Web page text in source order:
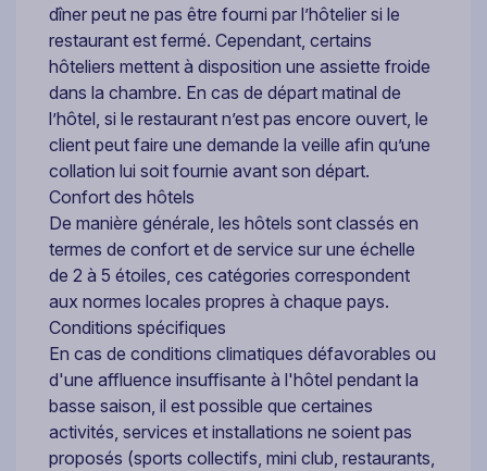
dîner peut ne pas être fourni par l’hôtelier si le
restaurant est fermé. Cependant, certains
hôteliers mettent à disposition une assiette froide
dans la chambre. En cas de départ matinal de
l’hôtel, si le restaurant n’est pas encore ouvert, le
client peut faire une demande la veille afin qu’une
collation lui soit fournie avant son départ.
Confort des hôtels
De manière générale, les hôtels sont classés en
termes de confort et de service sur une échelle
de 2 à 5 étoiles, ces catégories correspondent
aux normes locales propres à chaque pays.
Conditions spécifiques
En cas de conditions climatiques défavorables ou
d'une affluence insuffisante à l'hôtel pendant la
basse saison, il est possible que certaines
activités, services et installations ne soient pas
proposés (sports collectifs, mini club, restaurants,